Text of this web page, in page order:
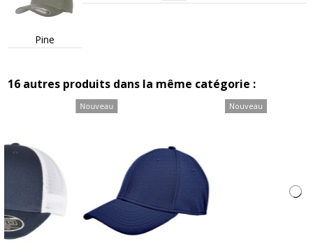
Pine
16 autres produits dans la même catégorie :